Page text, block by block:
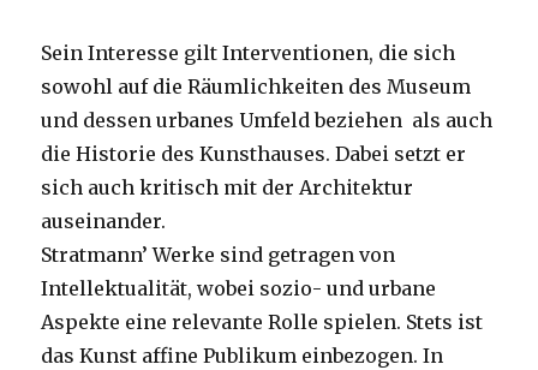
Sein Interesse gilt Interventionen, die sich
sowohl auf die Räumlichkeiten des Museum
und dessen urbanes Umfeld beziehen als auch
die Historie des Kunsthauses. Dabei setzt er
sich auch kritisch mit der Architektur
auseinander.
Stratmann’ Werke sind getragen von
Intellektualität, wobei sozio- und urbane
Aspekte eine relevante Rolle spielen. Stets ist
das Kunst affine Publikum einbezogen. In